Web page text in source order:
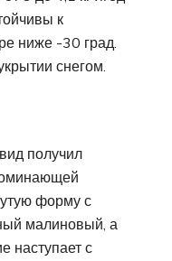
к
ниже -30 град.
снегом.
получил
форму с
малиновый, а
наступает с